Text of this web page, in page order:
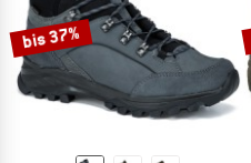
bis 37%